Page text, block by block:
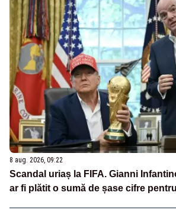
8 aug. 2026, 09:22
Scandal uriaș la FIFA. Gianni
ar fi plătit o sumă de șase cifre